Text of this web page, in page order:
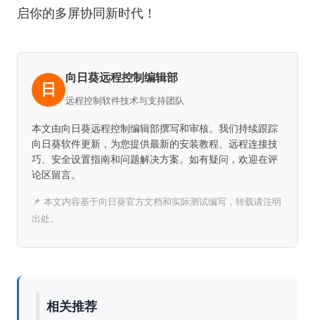
启你的多屏协同新时代！
日
向日葵远程控制编辑部
远程控制软件技术与支持团队
本文由向日葵远程控制编辑部撰写和审核。我们持续跟踪
向日葵软件更新，为您提供最新的安装教程、远程连接技
巧、安全设置指南和问题解决方案。如有疑问，欢迎在评
论区留言。
📌 本文内容基于向日葵官方文档和实际测试编写，转载请注明
出处。
相关推荐